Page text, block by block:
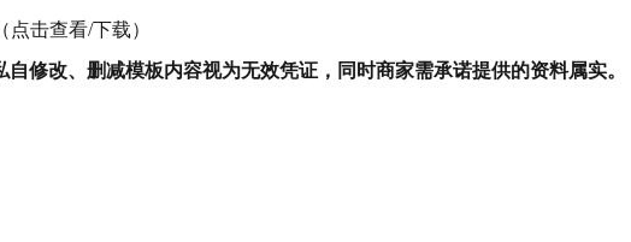
（点击查看/下载）
修改、删减模板内容视为无效凭证，同时商家需承诺提供的资料属实。